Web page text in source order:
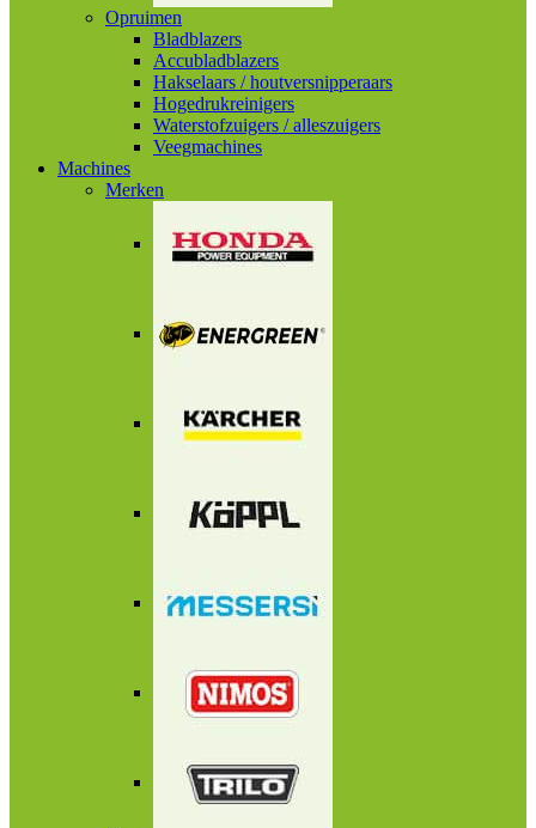
Opruimen
Bladblazers
Accubladblazers
Hakselaars / houtversnipperaars
Hogedrukreinigers
Waterstofzuigers / alleszuigers
Veegmachines
Machines
Merken